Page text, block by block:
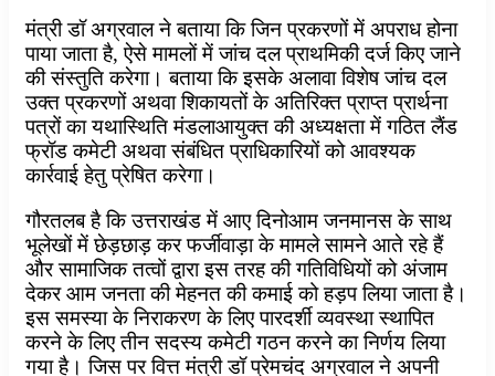
मंत्री डॉ अग्रवाल ने बताया कि जिन प्रकरणों में अपराध होना
पाया जाता है, ऐसे मामलों में जांच दल प्राथमिकी दर्ज किए जाने
की संस्तुति करेगा। बताया कि इसके अलावा विशेष जांच दल
उक्त प्रकरणों अथवा शिकायतों के अतिरिक्त प्राप्त प्रार्थना
पत्रों का यथास्थिति मंडलाआयुक्त की अध्यक्षता में गठित लैंड
फ्रॉड कमेटी अथवा संबंधित प्राधिकारियों को आवश्यक
कार्रवाई हेतु प्रेषित करेगा।
गौरतलब है कि उत्तराखंड में आए दिनोआम जनमानस के साथ
भूलेखों में छेड़छाड़ कर फर्जीवाड़ा के मामले सामने आते रहे हैं
और सामाजिक तत्वों द्वारा इस तरह की गतिविधियों को अंजाम
देकर आम जनता की मेहनत की कमाई को हड़प लिया जाता है।
इस समस्या के निराकरण के लिए पारदर्शी व्यवस्था स्थापित
करने के लिए तीन सदस्य कमेटी गठन करने का निर्णय लिया
गया है। जिस पर वित्त मंत्री डॉ प्रेमचंद अग्रवाल ने अपनी